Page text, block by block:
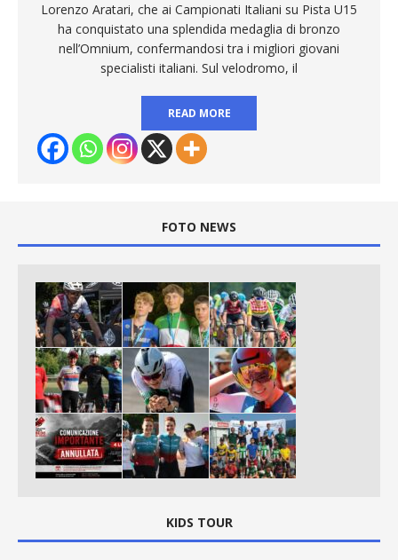
Lorenzo Aratari, che ai Campionati Italiani su Pista U15
ha conquistato una splendida medaglia di bronzo
nell’Omnium, confermandosi tra i migliori giovani
specialisti italiani. Sul velodromo, il
READ MORE
FOTO NEWS
KIDS TOUR